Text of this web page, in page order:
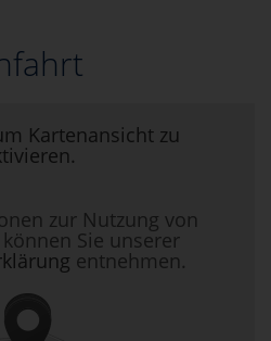
Kartenansicht zu
zur Nutzung von
Sie unserer
entnehmen.